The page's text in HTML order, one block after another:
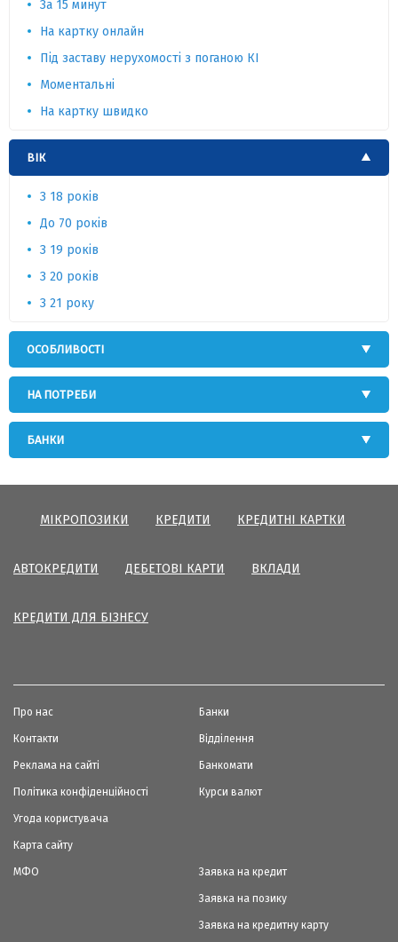
За 15 минут
На картку онлайн
Під заставу нерухомості з поганою КІ
Моментальні
На картку швидко
ВІК
З 18 років
До 70 років
З 19 років
З 20 років
З 21 року
ОСОБЛИВОСТІ
НА ПОТРЕБИ
БАНКИ
МІКРОПОЗИКИ КРЕДИТИ КРЕДИТНІ КАРТКИ
АВТОКРЕДИТИ ДЕБЕТОВІ КАРТИ ВКЛАДИ
КРЕДИТИ ДЛЯ БІЗНЕСУ
Про нас
Контакти
Реклама на сайті
Політика конфіденційності
Угода користувача
Карта сайту
Банки
Відділення
Банкомати
Курси валют
МФО Заявка на кредит
Заявка на позику
Заявка на кредитну карту